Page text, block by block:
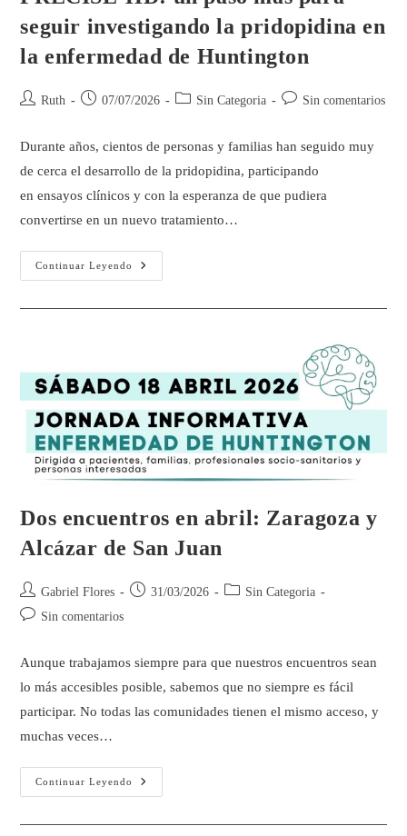
seguir investigando la pridopidina en
la enfermedad de Huntington
Ruth 07/07/2026 Sin Categoria Sin comentarios
Durante años, cientos de personas y familias han seguido muy
de cerca el desarrollo de la pridopidina, participando
en ensayos clínicos y con la esperanza de que pudiera
convertirse en un nuevo tratamiento…
Continuar Leyendo
Dos encuentros en abril: Zaragoza y
Alcázar de San Juan
Gabriel Flores 31/03/2026
Sin Categoria
Sin comentarios
Aunque trabajamos siempre para que nuestros encuentros sean
lo más accesibles posible, sabemos que no siempre es fácil
participar. No todas las comunidades tienen el mismo acceso, y
muchas veces…
Continuar Leyendo